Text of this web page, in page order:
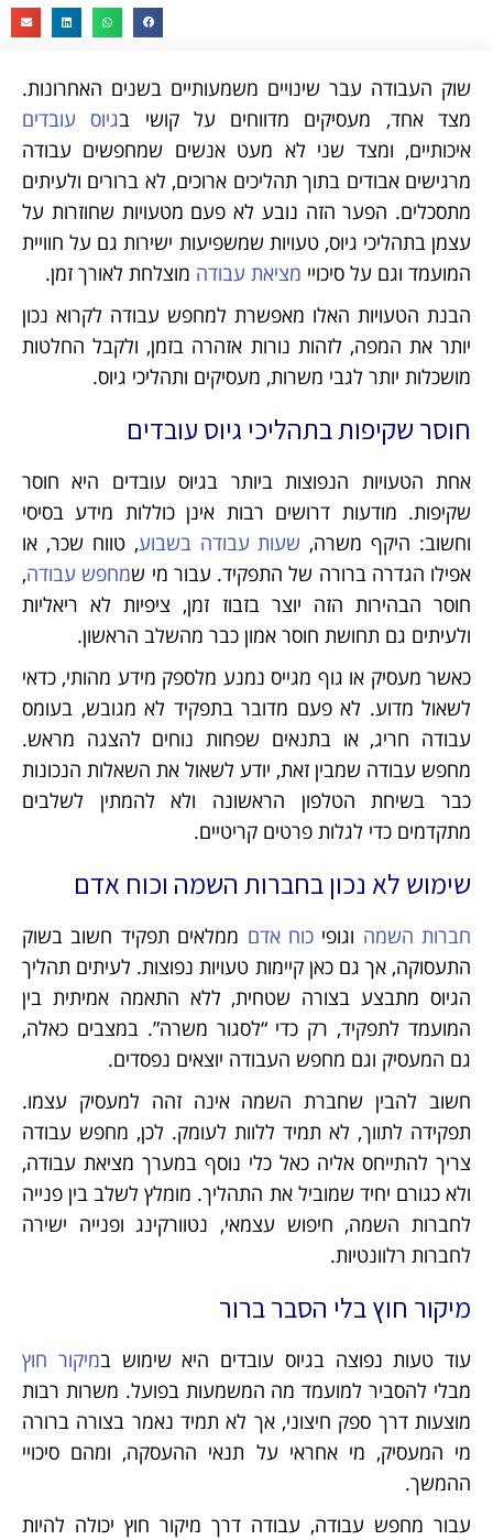
שוק העבודה עבר שינויים משמעותיים בשנים האחרונות.
מצד אחד, מעסיקים מדווחים על קושי בגיוס עובדים
איכותיים, ומצד שני לא מעט אנשים שמחפשים עבודה
מרגישים אבודים בתוך תהליכים ארוכים, לא ברורים ולעיתים
מתסכלים. הפער הזה נובע לא פעם מטעויות שחוזרות על
עצמן בתהליכי גיוס, טעויות שמשפיעות ישירות גם על חוויית
המועמד וגם על סיכויי מציאת עבודה מוצלחת לאורך זמן.
הבנת הטעויות האלו מאפשרת למחפש עבודה לקרוא נכון
יותר את המפה, לזהות נורות אזהרה בזמן, ולקבל החלטות
מושכלות יותר לגבי משרות, מעסיקים ותהליכי גיוס.
חוסר שקיפות בתהליכי גיוס עובדים
אחת הטעויות הנפוצות ביותר בגיוס עובדים היא חוסר
שקיפות. מודעות דרושים רבות אינן כוללות מידע בסיסי
וחשוב: היקף משרה, שעות עבודה בשבוע, טווח שכר, או
אפילו הגדרה ברורה של התפקיד. עבור מי שמחפש עבודה,
חוסר הבהירות הזה יוצר בזבוז זמן, ציפיות לא ריאליות
ולעיתים גם תחושת חוסר אמון כבר מהשלב הראשון.
כאשר מעסיק או גוף מגייס נמנע מלספק מידע מהותי, כדאי
לשאול מדוע. לא פעם מדובר בתפקיד לא מגובש, בעומס
עבודה חריג, או בתנאים שפחות נוחים להצגה מראש.
מחפש עבודה שמבין זאת, יודע לשאול את השאלות הנכונות
כבר בשיחת הטלפון הראשונה ולא להמתין לשלבים
מתקדמים כדי לגלות פרטים קריטיים.
שימוש לא נכון בחברות השמה וכוח אדם
חברות השמה וגופיכוח אדם ממלאים תפקיד חשוב בשוק
התעסוקה, אך גם כאן קיימות טעויות נפוצות. לעיתים תהליך
הגיוס מתבצע בצורה שטחית, ללא התאמה אמיתית בין
המועמד לתפקיד, רק כדי “לסגור משרה”. במצבים כאלה,
גם המעסיק וגם מחפש העבודה יוצאים נפסדים.
חשוב להבין שחברת השמה אינה זהה למעסיק עצמו.
תפקידה לתווך, לא תמיד ללוות לעומק. לכן, מחפש עבודה
צריך להתייחס אליה כאל כלי נוסף במערך מציאת עבודה,
ולא כגורם יחיד שמוביל את התהליך. מומלץ לשלב בין פנייה
לחברות השמה, חיפוש עצמאי, נטוורקינג ופנייה ישירה
לחברות רלוונטיות.
מיקור חוץ בלי הסבר ברור
עוד טעות נפוצה בגיוס עובדים היא שימוש במיקור חוץ
מבלי להסביר למועמד מה המשמעות בפועל. משרות רבות
מוצעות דרך ספק חיצוני, אך לא תמיד נאמר בצורה ברורה
מי המעסיק, מי אחראי על תנאי ההעסקה, ומהם סיכויי
ההמשך.
עבור מחפש עבודה, עבודה דרך מיקור חוץ יכולה להיות